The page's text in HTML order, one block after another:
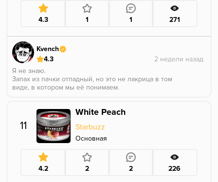
4.3 1 1 271
Kvench
4.3
Я не знаю.
Запах из пачки отпадный, но это не лакрица в том
виде, в котором мы её понимаем.
Видимо тут прямо растение, а не лакрицный сироп,
или черные лакричные конфеты.
Короче, вкус кисленький, травянистый, и мне зашло.
11
White Peach
Starbuzz
Основная
4.2 2 2 226